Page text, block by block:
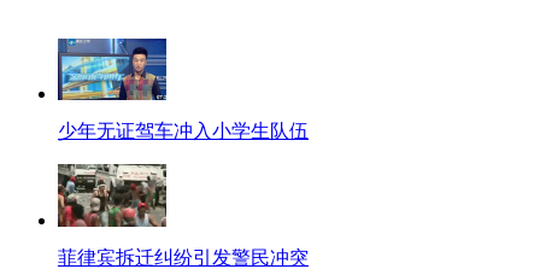
少年无证驾车冲入小学生队伍
菲律宾拆迁纠纷引发警民冲突